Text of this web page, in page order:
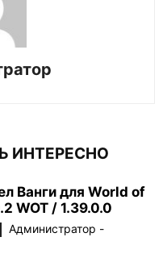
ИНТЕРЕСНО
Ванги для World of
WOT / 1.39.0.0
Администратор -